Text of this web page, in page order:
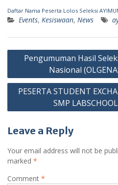
Daftar Nama Peserta Lolos Seleksi
Events, Kesiswaan, News
Post
navigation
Pengumuman Hasil
Nasional
PESERTA STUDENT
SMP
Leave a Reply
Your email address will not be
marked *
Comment *